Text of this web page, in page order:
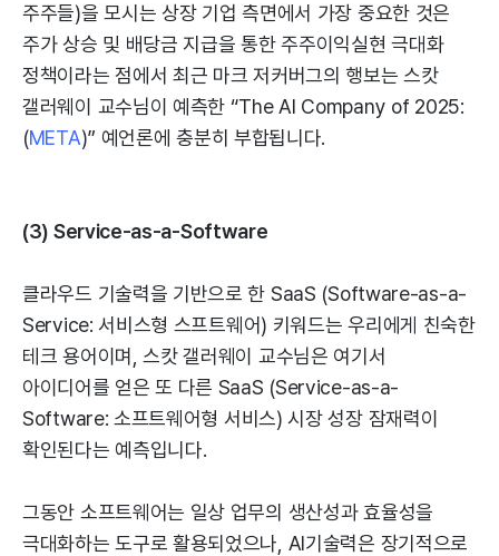
주주들)을 모시는 상장 기업 측면에서 가장 중요한 것은
주가 상승 및 배당금 지급을 통한 주주이익실현 극대화
정책이라는 점에서 최근 마크 저커버그의 행보는 스캇
갤러웨이 교수님이 예측한 “The AI Company of 2025:
(META)” 예언론에 충분히 부합됩니다.
(3) Service-as-a-Software
클라우드 기술력을 기반으로 한 SaaS (Software-as-a-
Service: 서비스형 스프트웨어) 키워드는 우리에게 친숙한
테크 용어이며, 스캇 갤러웨이 교수님은 여기서
아이디어를 얻은 또 다른 SaaS (Service-as-a-
Software: 소프트웨어형 서비스) 시장 성장 잠재력이
확인된다는 예측입니다.
그동안 소프트웨어는 일상 업무의 생산성과 효율성을
극대화하는 도구로 활용되었으나, AI기술력은 장기적으로